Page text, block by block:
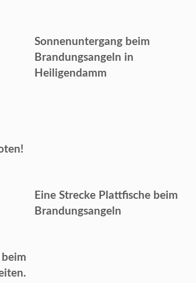
Sonnenuntergang beim
Brandungsangeln in
Heiligendamm
Eine Strecke Plattfische beim
Brandungsangeln